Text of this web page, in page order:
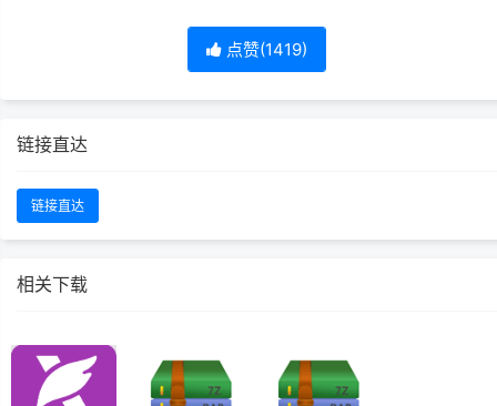
点赞(1419)
链接直达
链接直达
相关下载